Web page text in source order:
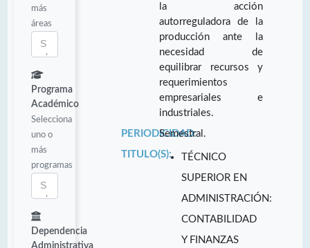
más
áreas
Programa
Académico
Selecciona
uno o
más
programas
Dependencia
Administrativa
la acción
autorreguladora de la
producción ante la
necesidad de
equilibrar recursos y
requerimientos
empresariales e
industriales.
PERIODICIDAD:
Semestral.
TITULO(S):
TÉCNICO
SUPERIOR EN
ADMINISTRACIÓN:
CONTABILIDAD
Y FINANZAS